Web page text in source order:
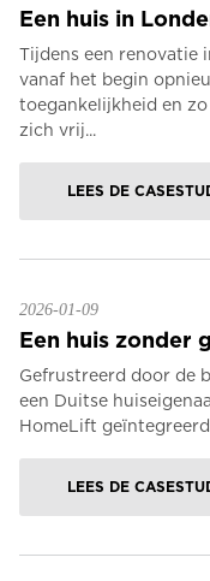
Een huis in
Tijdens een renovatie
vanaf het begin
toegankelijkheid en
zich vrij...
LEES DE
2026-01-09
Een huis zonder
Gefrustreerd door de
een Duitse
HomeLift
LEES DE